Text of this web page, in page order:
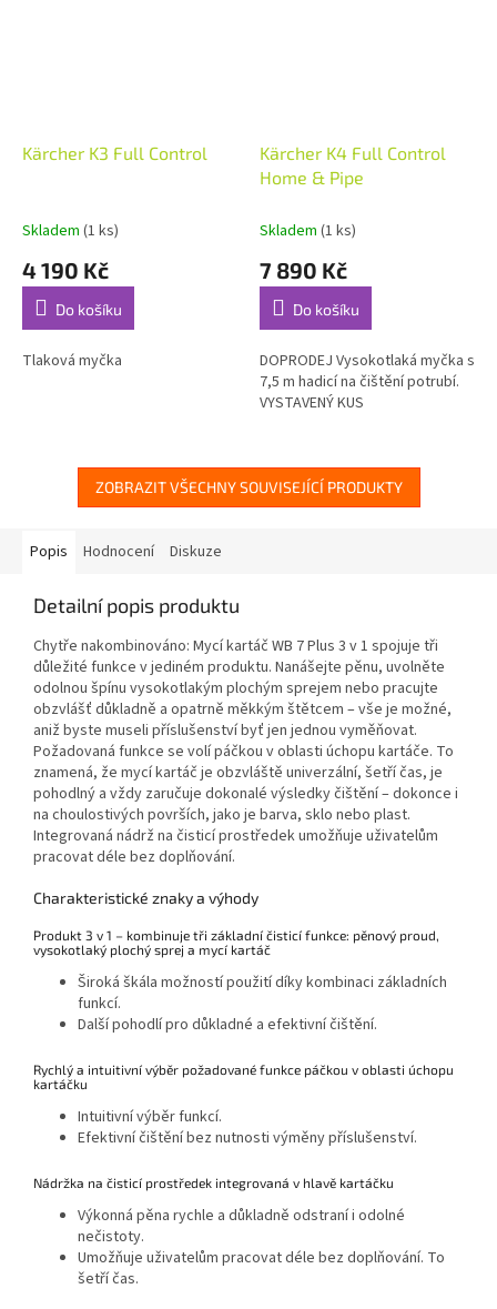
Kärcher K3 Full Control
Skladem (1 ks)
4 190 Kč
Do košíku
Tlaková myčka
Kärcher K4 Full Control
Home & Pipe
Skladem (1 ks)
7 890 Kč
Do košíku
DOPRODEJ Vysokotlaká myčka s
7,5 m hadicí na čištění potrubí.
VYSTAVENÝ KUS
ZOBRAZIT VŠECHNY SOUVISEJÍCÍ PRODUKTY
Popis Hodnocení Diskuze
Detailní popis produktu
Chytře nakombinováno: Mycí kartáč WB 7 Plus 3 v 1 spojuje tři
důležité funkce v jediném produktu. Nanášejte pěnu, uvolněte
odolnou špínu vysokotlakým plochým sprejem nebo pracujte
obzvlášť důkladně a opatrně měkkým štětcem – vše je možné,
aniž byste museli příslušenství byť jen jednou vyměňovat.
Požadovaná funkce se volí páčkou v oblasti úchopu kartáče. To
znamená, že mycí kartáč je obzvláště univerzální, šetří čas, je
pohodlný a vždy zaručuje dokonalé výsledky čištění – dokonce i
na choulostivých površích, jako je barva, sklo nebo plast.
Integrovaná nádrž na čisticí prostředek umožňuje uživatelům
pracovat déle bez doplňování.
Charakteristické znaky a výhody
Produkt 3 v 1 – kombinuje tři základní čisticí funkce: pěnový proud,
vysokotlaký plochý sprej a mycí kartáč
Široká škála možností použití díky kombinaci základních
funkcí.
Další pohodlí pro důkladné a efektivní čištění.
Rychlý a intuitivní výběr požadované funkce páčkou v oblasti úchopu
kartáčku
Intuitivní výběr funkcí.
Efektivní čištění bez nutnosti výměny příslušenství.
Nádržka na čisticí prostředek integrovaná v hlavě kartáčku
Výkonná pěna rychle a důkladně odstraní i odolné
nečistoty.
Umožňuje uživatelům pracovat déle bez doplňování. To
šetří čas.